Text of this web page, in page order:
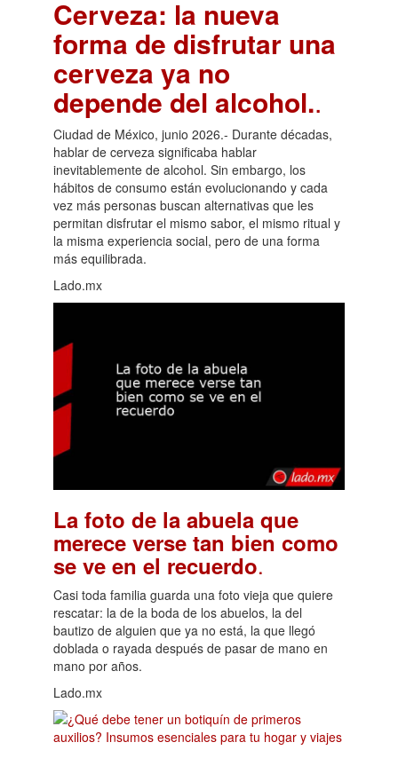
Cerveza: la nueva
forma de disfrutar una
cerveza ya no
depende del alcohol..
Ciudad de México, junio 2026.- Durante décadas,
hablar de cerveza significaba hablar
inevitablemente de alcohol. Sin embargo, los
hábitos de consumo están evolucionando y cada
vez más personas buscan alternativas que les
permitan disfrutar el mismo sabor, el mismo ritual y
la misma experiencia social, pero de una forma
más equilibrada.
Lado.mx
La foto de la abuela que
merece verse tan bien como
se ve en el recuerdo.
Casi toda familia guarda una foto vieja que quiere
rescatar: la de la boda de los abuelos, la del
bautizo de alguien que ya no está, la que llegó
doblada o rayada después de pasar de mano en
mano por años.
Lado.mx